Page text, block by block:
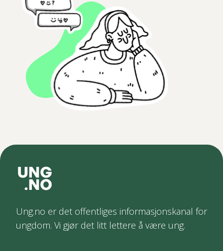
Ung.no er det offentliges informasjonskanal for
ungdom. Vi gjør det litt lettere å være ung.